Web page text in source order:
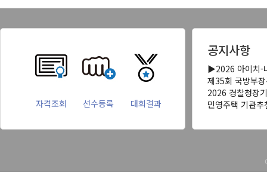
자격조회 선수등록 대회결과
공지사항
▶2026 아이치-
제35회 국방부
2026 경찰청장
민영주택 기관